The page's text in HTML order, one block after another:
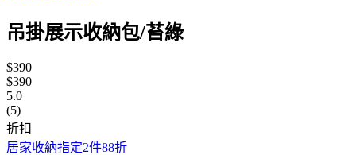
吊掛展示收納包/苔綠
$390
$390
5.0
(5)
折扣
居家收納指定2件88折